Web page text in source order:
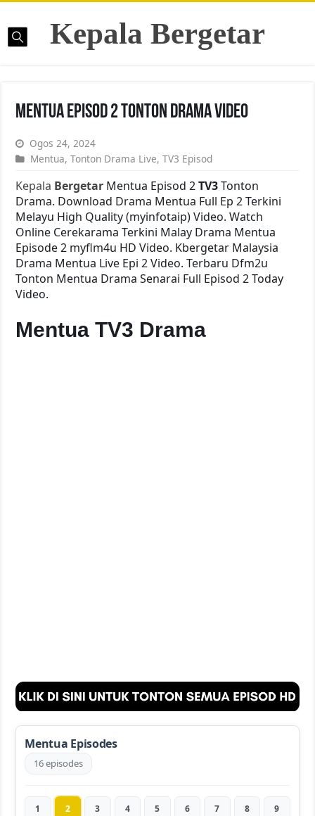
Kepala Bergetar
Mentua Episod 2 Tonton Drama Video
Ogos 24, 2024
Mentua,Tonton Drama Live,TV3 Episod
Kepala Bergetar Mentua Episod 2TV3Tonton
Drama. Download Drama Mentua Full Ep 2 Terkini
Melayu High Quality (myinfotaip) Video. Watch
Online Cerekarama Terkini Malay Drama Mentua
Episode 2 myflm4u HD Video. Kbergetar Malaysia
Drama Mentua Live Epi 2 Video. Terbaru Dfm2u
Tonton Mentua Drama Senarai Full Episod 2 Today
Video.
Mentua TV3 Drama
Mentua Episodes
16 episodes
1 2 3 4 5 6 7 8 9